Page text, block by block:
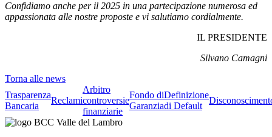
Confidiamo anche per il 2025 in una partecipazione numerosa ed
appassionata alle nostre proposte e vi salutiamo cordialmente.
IL PRESIDENTE
Silvano Camagni
Torna alle news
Trasparenza
Bancaria
Reclami
Arbitro
controversie
finanziarie
Fondo di
Garanzia
Definizione
di Default